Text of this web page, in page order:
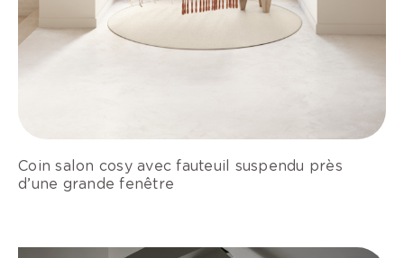
Coin salon cosy avec fauteuil suspendu près
d’une grande fenêtre